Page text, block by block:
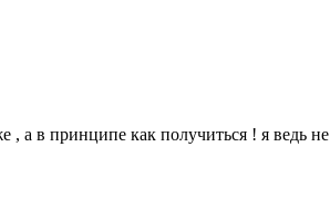
, а в принципе как получиться ! я ведь не